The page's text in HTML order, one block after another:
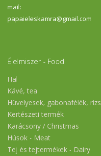
mail:
papaieleskamra@gmail.com
Élelmiszer - Food
Hal
Kávé, tea
Hüvelyesek, gabonafélék, rizs
Kertészeti termék
Karácsony / Christmas
Húsok - Meat
Tej és tejtermékek - Dairy